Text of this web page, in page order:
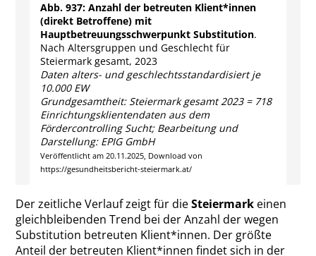
Abb. 937:Anzahl der betreuten Klient*innen
(direkt Betroffene) mit
Hauptbetreuungsschwerpunkt Substitution.
Nach Altersgruppen und Geschlecht für
Steiermark gesamt, 2023
Daten alters- und geschlechtsstandardisiert je
10.000 EW
Grundgesamtheit: Steiermark gesamt 2023 = 718
Einrichtungsklientendaten aus dem
Fördercontrolling Sucht; Bearbeitung und
Darstellung: EPIG GmbH
Veröffentlicht am 20.11.2025, Download von
https://gesundheitsbericht-steiermark.at/
Der zeitliche Verlauf zeigt für dieSteiermark einen
gleichbleibenden Trend bei der Anzahl der wegen
Substitution betreuten Klient*innen. Der größte
Anteil der betreuten Klient*innen findet sich in der